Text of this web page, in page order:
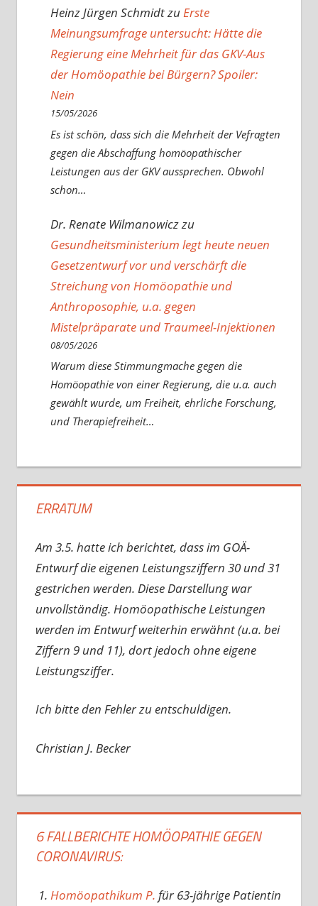
Heinz Jürgen SchmidtzuErste
Meinungsumfrage untersucht: Hätte die
Regierung eine Mehrheit für das GKV-Aus
der Homöopathie bei Bürgern? Spoiler:
Nein
15/05/2026
Es ist schön, dass sich die Mehrheit der Vefragten
gegen die Abschaffung homöopathischer
Leistungen aus der GKV aussprechen. Obwohl
schon…
Dr. Renate Wilmanowiczzu
Gesundheitsministerium legt heute neuen
Gesetzentwurf vor und verschärft die
Streichung von Homöopathie und
Anthroposophie, u.a. gegen
Mistelpräparate und Traumeel-Injektionen
08/05/2026
Warum diese Stimmungmache gegen die
Homöopathie von einer Regierung, die u.a. auch
gewählt wurde, um Freiheit, ehrliche Forschung,
und Therapiefreiheit…
ERRATUM
Am 3.5. hatte ich berichtet, dass im GOÄ-
Entwurf die eigenen Leistungsziffern 30 und 31
gestrichen werden. Diese Darstellung war
unvollständig. Homöopathische Leistungen
werden im Entwurf weiterhin erwähnt (u.a. bei
Ziffern 9 und 11), dort jedoch ohne eigene
Leistungsziffer.
Ich bitte den Fehler zu entschuldigen.
Christian J. Becker
6 FALLBERICHTE HOMÖOPATHIE GEGEN
CORONAVIRUS:
Homöopathikum P. für 63-jährige Patientin